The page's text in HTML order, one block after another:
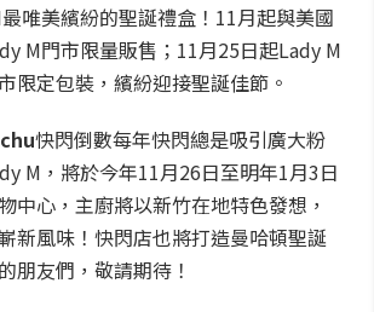
唯美繽紛的聖誕禮盒！11月起與美國
M門市限量販售；11月25日起Lady M
限定包裝，繽紛迎接聖誕佳節。
快閃倒數每年快閃總是吸引廣大粉
M，將於今年11月26日至明年1月3日
中心，主廚將以新竹在地特色發想，
新風味！快閃店也將打造曼哈頓聖誕
朋友們，敬請期待！